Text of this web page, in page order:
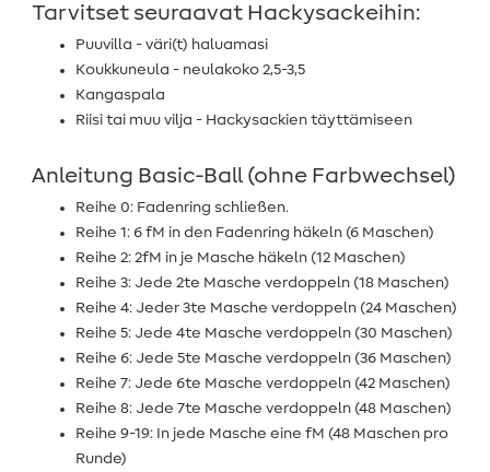
Tarvitset seuraavat Hackysackeihin:
Puuvilla - väri(t) haluamasi
Koukkuneula - neulakoko 2,5-3,5
Kangaspala
Riisi tai muu vilja - Hackysackien täyttämiseen
Anleitung Basic-Ball (ohne Farbwechsel)
Reihe 0: Fadenring schließen.
Reihe 1: 6 fM in den Fadenring häkeln (6 Maschen)
Reihe 2: 2fM in je Masche häkeln (12 Maschen)
Reihe 3: Jede 2te Masche verdoppeln (18 Maschen)
Reihe 4: Jeder 3te Masche verdoppeln (24 Maschen)
Reihe 5: Jede 4te Masche verdoppeln (30 Maschen)
Reihe 6: Jede 5te Masche verdoppeln (36 Maschen)
Reihe 7: Jede 6te Masche verdoppeln (42 Maschen)
Reihe 8: Jede 7te Masche verdoppeln (48 Maschen)
Reihe 9-19: In jede Masche eine fM (48 Maschen pro
Runde)